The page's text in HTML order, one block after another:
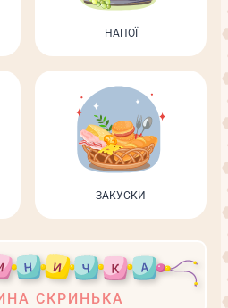
НАПОЇ
ЗАКУСКИ
СКРИНЬКА